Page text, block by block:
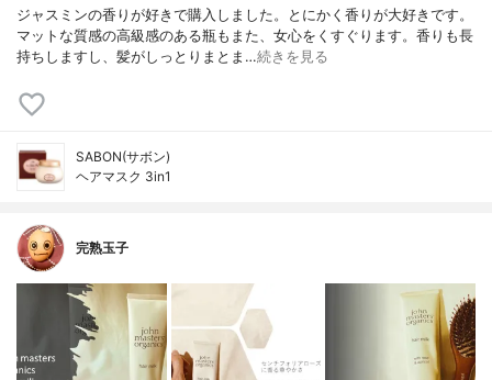
ジャスミンの香りが好きで購入しました。とにかく香りが大好きです。
マットな質感の高級感のある瓶もまた、女心をくすぐります。香りも長
持ちしますし、髪がしっとりまとま…続きを見る
SABON(サボン)
ヘアマスク 3in1
完熟玉子